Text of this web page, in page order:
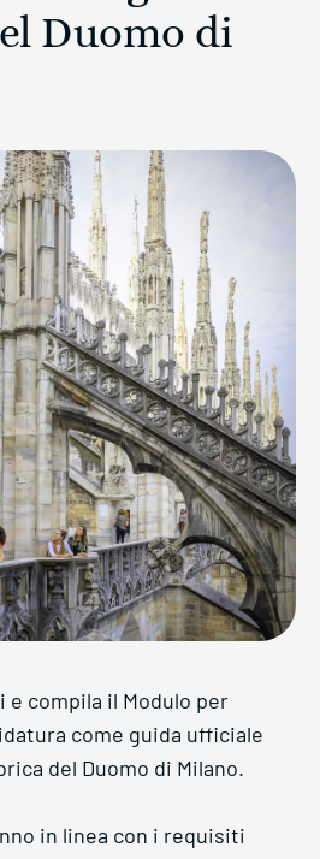
Duomo di
compila il Modulo per
come guida ufficiale
del Duomo di Milano.
in linea con i requisiti